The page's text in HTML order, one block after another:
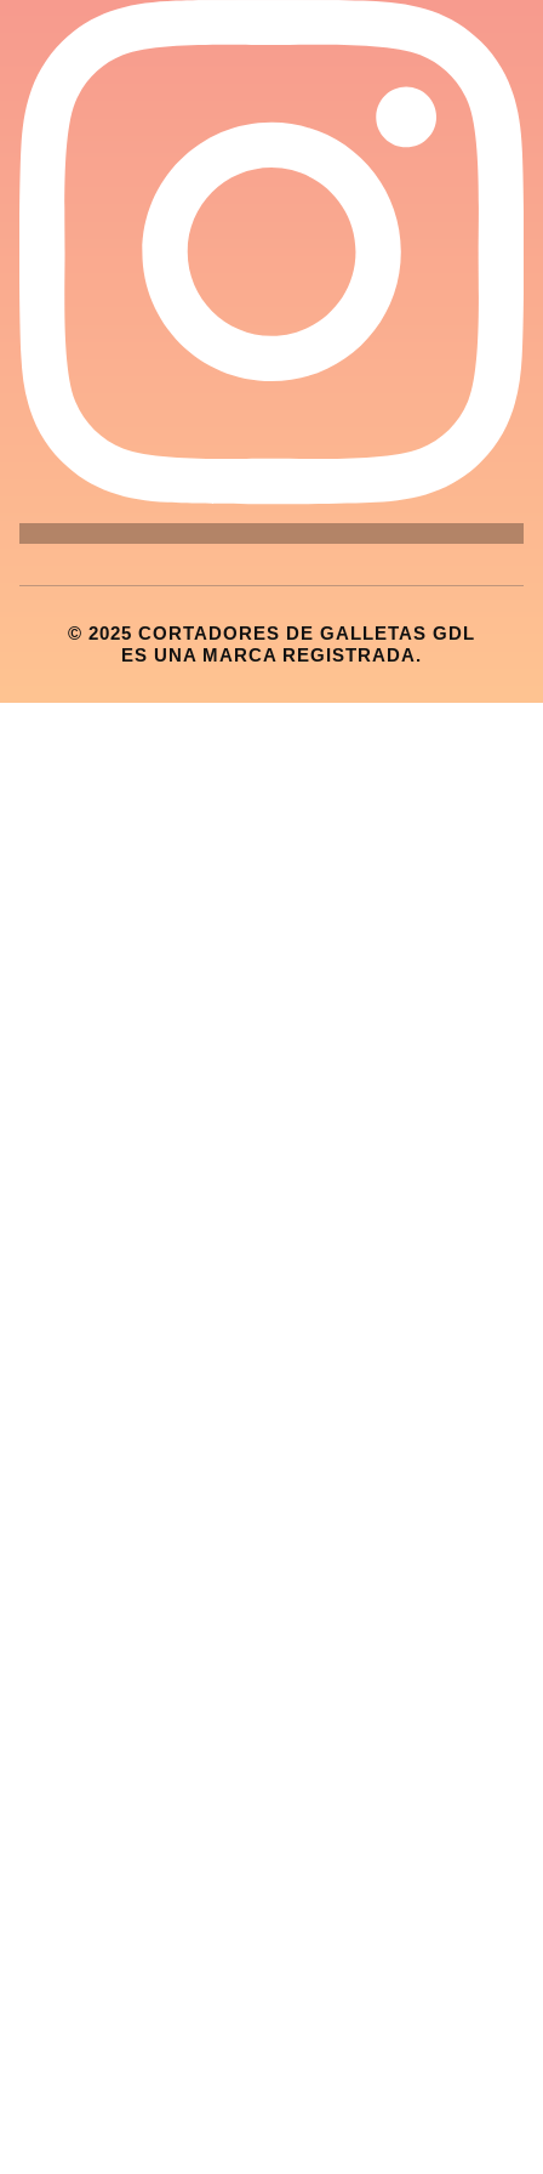
© 2025 CORTADORES DE GALLETAS GDL
ES UNA MARCA REGISTRADA.